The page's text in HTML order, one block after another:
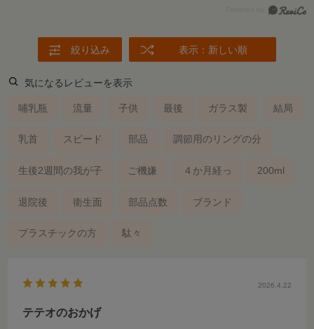
絞り込み 表示：新しい順
気になるレビューを表示
哺乳瓶 流量 子供 最後 ガラス製 結局
乳首 スピード 部品 調節用のリングの分
生後2週間の我が子 ご機嫌 ４か月経っ 200ml
退院後 衛生面 部品点数 ブランド
プラスチックの方 駄々
2026.4.22
テテオのおかげ